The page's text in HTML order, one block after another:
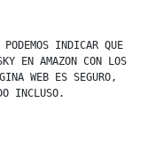
INDICAR QUE
EN AMAZON CON LOS
WEB ES SEGURO,
INCLUSO.